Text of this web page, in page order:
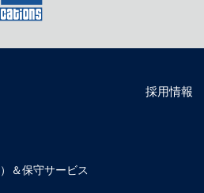
＆保守サービス
採用情報